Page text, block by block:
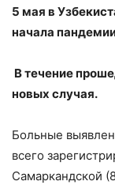
5 мая в
начала
В течение
новых случая.
Больные
всего
Самаркандской